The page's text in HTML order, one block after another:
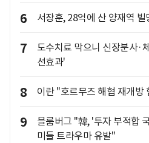
6 서장훈, 28억에 산 양재역
7
도수치료 막으니 신장분사
선효과'
8 이란 "호르무즈 해협 재개방
9
블룸버그 "韓, '투자 부적합
미들 트라우마 유발"